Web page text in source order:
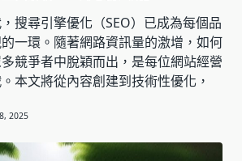
搜尋引擎優化（SEO）已成為每個品
一環。隨著網路資訊量的激增，如何
競爭者中脫穎而出，是每位網站經營
本文將從內容創建到技術性優化，
2025